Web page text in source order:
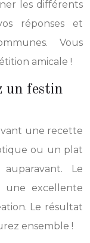
les différents
réponses et
Vous
amicale !
un festin
une recette
ou un plat
Le
une excellente
Le résultat
ensemble !